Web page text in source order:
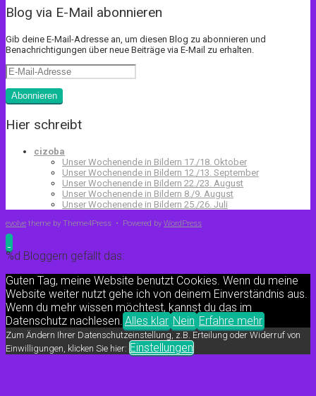
Blog via E-Mail abonnieren
Gib deine E-Mail-Adresse an, um diesen Blog zu abonnieren und
Benachrichtigungen über neue Beiträge via E-Mail zu erhalten.
E-
Mail-
Adresse
Abonnieren
Hier schreibt
cizoba
Unser Wochenende in Bildern 17./18. Oktober
Unser Wochenende in Bildern 12./13. September
Unser Wochenende in Bildern 22./23. August
Unser Wochenende in Bildern 8./9. August
Unser Wochenende in Bildern 25./26. Juli
evolve theme by Theme4Press • Powered by WordPress
%d Bloggern gefällt das:
Guten Tag, meine Website benutzt Cookies. Wenn du meine
Website weiter nutzt gehe ich von deinem Einverständnis aus.
Wenn du mehr wissen möchtest, kannst du das im
Datenschutz nachlesen. Alles klar Nein Erfahre mehr
Zum Ändern Ihrer Datenschutzeinstellung, z.B. Erteilung oder Widerruf von
Einwilligungen, klicken Sie hier: Einstellungen